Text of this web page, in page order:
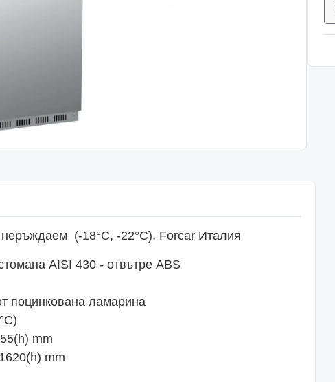
(-18°С, -22°С), Forcar Италия
AISI 430 - отвътре ABS
поцинкована ламарина
mm
mm